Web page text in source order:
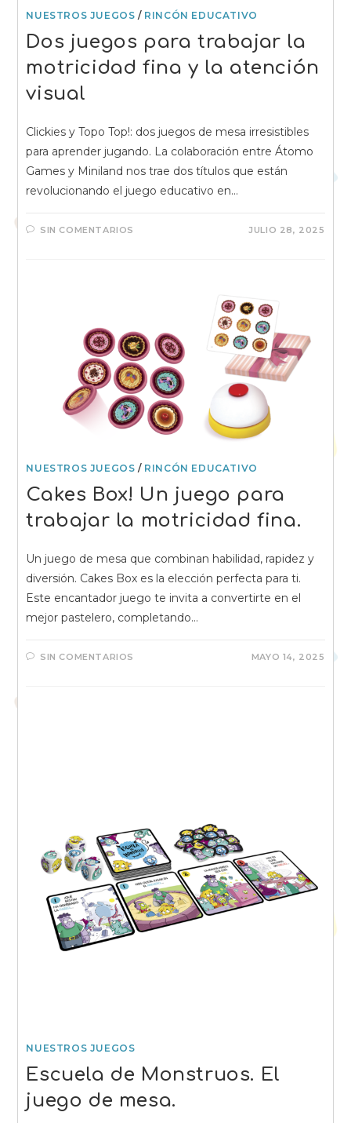
NUESTROS JUEGOS / RINCÓN EDUCATIVO
Dos juegos para trabajar la
motricidad fina y la atención
visual
Clickies y Topo Top!: dos juegos de mesa irresistibles
para aprender jugando. La colaboración entre Átomo
Games y Miniland nos trae dos títulos que están
revolucionando el juego educativo en…
SIN COMENTARIOS JULIO 28, 2025
NUESTROS JUEGOS / RINCÓN EDUCATIVO
Cakes Box! Un juego para
trabajar la motricidad fina.
Un juego de mesa que combinan habilidad, rapidez y
diversión. Cakes Box es la elección perfecta para ti.
Este encantador juego te invita a convertirte en el
mejor pastelero, completando…
SIN COMENTARIOS MAYO 14, 2025
NUESTROS JUEGOS
Escuela de Monstruos. El
juego de mesa.